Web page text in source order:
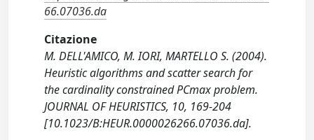
66.07036.da
Citazione
M. DELL'AMICO, M. IORI, MARTELLO S. (2004).
Heuristic algorithms and scatter search for
the cardinality constrained PCmax problem.
JOURNAL OF HEURISTICS, 10, 169-204
[10.1023/B:HEUR.0000026266.07036.da].